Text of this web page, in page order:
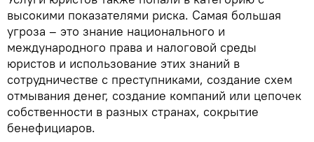
высокими показателями риска. Самая большая
угроза – это знание национального и
международного права и налоговой среды
юристов и использование этих знаний в
сотрудничестве с преступниками, создание схем
отмывания денег, создание компаний или цепочек
собственности в разных странах, сокрытие
бенефициаров.